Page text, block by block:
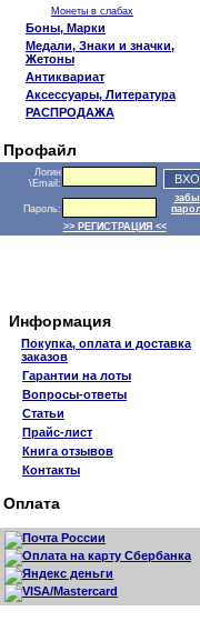
Монеты в слабах
Боны, Марки
Медали, Знаки и значки,
Жетоны
Антиквариат
Аксессуары, Литература
РАСПРОДАЖА
Профайл
Логин
\Email:
Пароль:
>> РЕГИСТРАЦИЯ <<
Информация
Покупка, оплата и доставка
заказов
Гарантии на лоты
Вопросы-ответы
Статьи
Прайс-лист
Книга отзывов
Контакты
Оплата